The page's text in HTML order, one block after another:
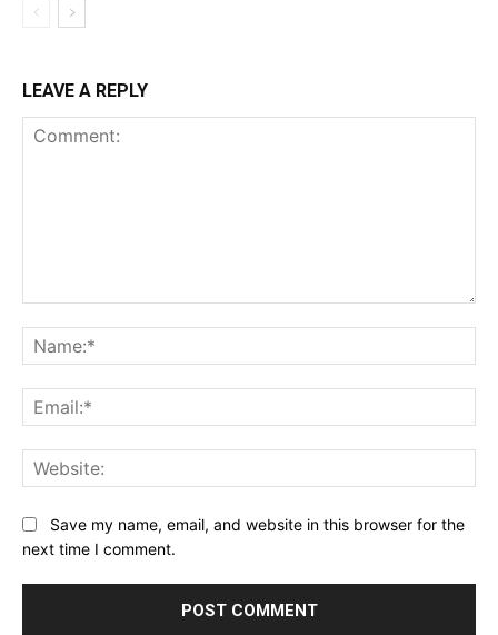
LEAVE A REPLY
Save my name, email, and website in this browser for the
next time I comment.